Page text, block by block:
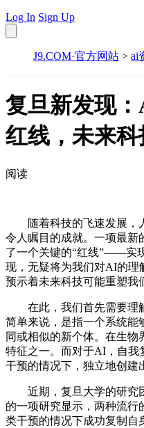
Log In Sign Up
J9.COM·官方网站 > ai
复旦新发现
红线，未来科
阅读
随着科技的飞速发展，
令人瞩目的成就。一项最新
了一个关键的“红线”——实
现，无疑将为我们对AI的理
预示着未来科技可能重塑我
在此，我们首先需要理解
简单来说，是指一个系统能
同或相似的新个体。在生物
特征之一。而对于AI，自我
干预的情况下，独立地创建
近期，复旦大学的研究
的一项研究显示，两种流行
类干预的情况下成功复制自